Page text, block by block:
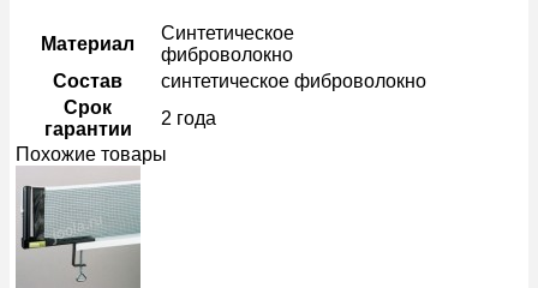
Материал
Синтетическое
фиброволокно
Состав
синтетическое фиброволокно
Срок
гарантии
2 года
Похожие товары